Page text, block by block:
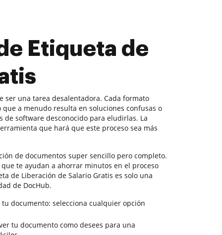
Etiqueta de
ser una tarea desalentadora. Cada formato
a menudo resulta en soluciones confusas o
de software desconocido para eludirlas. La
que hará que este proceso sea más
de documentos super sencillo pero completo.
te ayudan a ahorrar minutos en el proceso
de Liberación de Salario Gratis es solo una
de DocHub.
documento: selecciona cualquier opción
tu documento como desees para una